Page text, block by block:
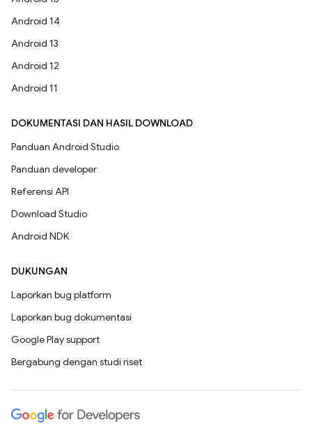
Android 14
Android 13
Android 12
Android 11
DOKUMENTASI DAN HASIL DOWNLOAD
Panduan Android Studio
Panduan developer
Referensi API
Download Studio
Android NDK
DUKUNGAN
Laporkan bug platform
Laporkan bug dokumentasi
Google Play support
Bergabung dengan studi riset